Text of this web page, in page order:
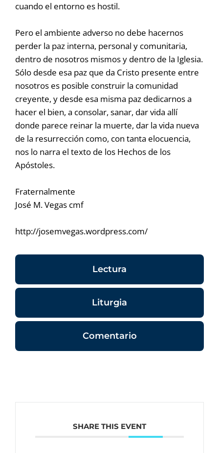
cuando el entorno es hostil.
Pero el ambiente adverso no debe hacernos
perder la paz interna, personal y comunitaria,
dentro de nosotros mismos y dentro de la Iglesia.
Sólo desde esa paz que da Cristo presente entre
nosotros es posible construir la comunidad
creyente, y desde esa misma paz dedicarnos a
hacer el bien, a consolar, sanar, dar vida allí
donde parece reinar la muerte, dar la vida nueva
de la resurrección como, con tanta elocuencia,
nos lo narra el texto de los Hechos de los
Apóstoles.
Fraternalmente
José M. Vegas cmf
http://josemvegas.wordpress.com/
Lectura
Liturgia
Comentario
SHARE THIS EVENT